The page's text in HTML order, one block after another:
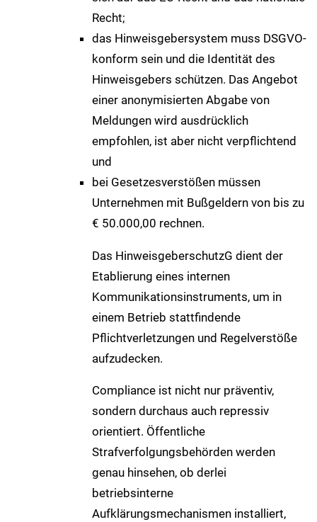
Recht;
das Hinweisgebersystem muss DSGVO-
konform sein und die Identität des
Hinweisgebers schützen. Das Angebot
einer anonymisierten Abgabe von
Meldungen wird ausdrücklich
empfohlen, ist aber nicht verpflichtend
und
bei Gesetzesverstößen müssen
Unternehmen mit Bußgeldern von bis zu
€ 50.000,00 rechnen.
Das HinweisgeberschutzG dient der
Etablierung eines internen
Kommunikationsinstruments, um in
einem Betrieb stattfindende
Pflichtverletzungen und Regelverstöße
aufzudecken.
Compliance ist nicht nur präventiv,
sondern durchaus auch repressiv
orientiert. Öffentliche
Strafverfolgungsbehörden werden
genau hinsehen, ob derlei
betriebsinterne
Aufklärungsmechanismen installiert,